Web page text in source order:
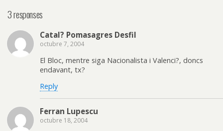
3 responses
Catal? Pomasagres Desfil
octubre 7, 2004
El Bloc, mentre siga Nacionalista i Valenci?, doncs
endavant, tx?
Reply
Ferran Lupescu
octubre 18, 2004